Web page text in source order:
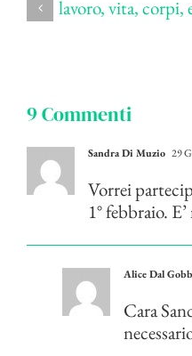
9 Commenti
Sandra Di Muzio 29
Vorrei
1° febbraio.
Alice Dal
Cara